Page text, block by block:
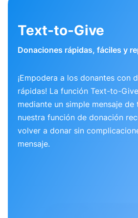
Text-to-Give
Donaciones rápidas, fáciles y
¡Empodera a los donantes con
rápidas! La función Text-to-
mediante un simple mensaje de
nuestra función de donación
volver a donar sin
mensaje.